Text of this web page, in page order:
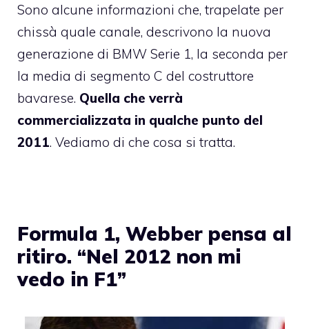
Sono alcune informazioni che, trapelate per
chissà quale canale, descrivono la nuova
generazione di BMW Serie 1, la seconda per
la media di segmento C del costruttore
bavarese. Quella che verrà
commercializzata in qualche punto del
2011. Vediamo di che cosa si tratta.
Formula 1, Webber pensa al
ritiro. “Nel 2012 non mi
vedo in F1”